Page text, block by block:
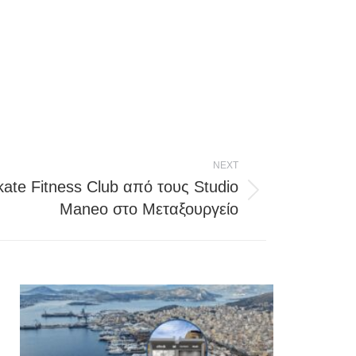
NEXT
Fitness Club από τους Studio
Maneo στο Μεταξουργείο